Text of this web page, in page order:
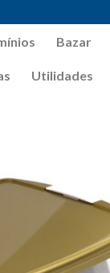
Bazar
Utilidades